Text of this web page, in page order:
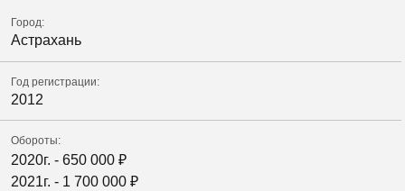
Город:
Астрахань
Год регистрации:
2012
Обороты:
2020г. - 650 000 ₽
2021г. - 1 700 000 ₽